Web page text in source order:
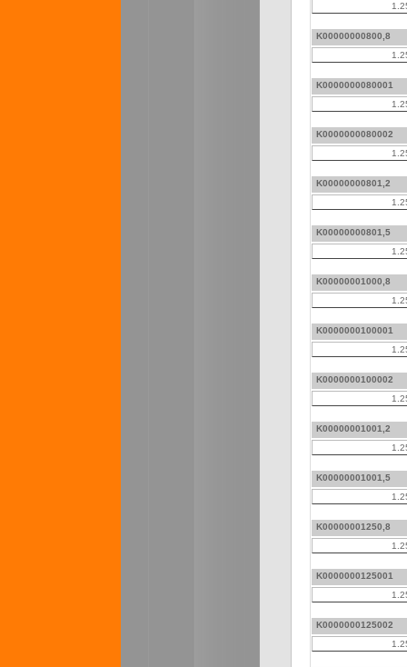
K00000000800,8
K0000000080001
K0000000080002
K00000000801,2
K00000000801,5
K00000001000,8
K0000000100001
K0000000100002
K00000001001,2
K00000001001,5
K00000001250,8
K0000000125001
K0000000125002